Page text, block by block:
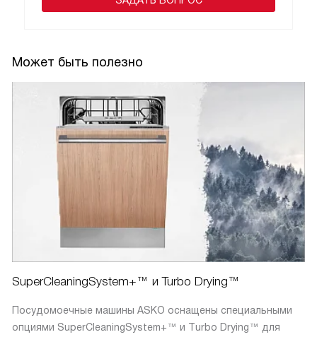
Может быть полезно
SuperCleaningSystem+™ и Turbo Drying™
Посудомоечные машины ASKO оснащены специальными
опциями SuperCleaningSystem+™ и Тurbo Drying™ для